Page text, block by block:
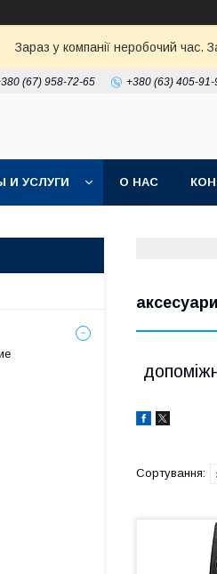
Зараз у компанії неробочий час.
(67) 958-72-65 +380 (63) 405-91-
И УСЛУГИ О НАС